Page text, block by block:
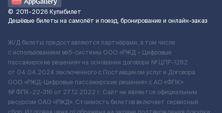
© 2011–2026 Купибилет
Дешёвые билеты на самолёт и поезд, бронирование и онлайн-заказ
Ж/Д билеты предоставляются партнёрами, в том числе
с использованием веб-системы ООО «РЖД – Цифровые
пассажирские решения» на основании договора № ЦПР-1282
от 04.04.2024 заключенного с Поставщиком услуг и Договора
ООО «РЖД-Цифровые пассажирские решения» c АО «ФПК»
№ ФПК-22-316 от 27.12.2022 г. Сайт не является официальным
ресурсом ОАО «РЖД». Стоимость билетов включает сервисный